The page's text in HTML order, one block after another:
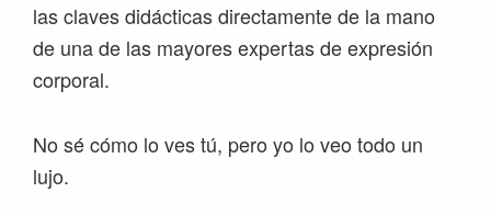
las claves didácticas directamente de la mano
de una de las mayores expertas de expresión
corporal.
No sé cómo lo ves tú, pero yo lo veo todo un
lujo.